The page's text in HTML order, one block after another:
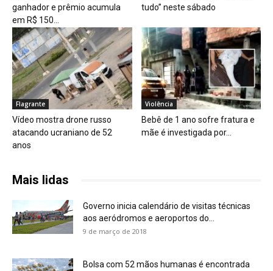
ganhador e prêmio acumula
em R$ 150...
tudo” neste sábado
Flagrante
Vídeo mostra drone russo
atacando ucraniano de 52
anos
Violência
Bebê de 1 ano sofre fratura e
mãe é investigada por...
Mais lidas
Governo inicia calendário de visitas técnicas
aos aeródromos e aeroportos do...
9 de março de 2018
Bolsa com 52 mãos humanas é encontrada